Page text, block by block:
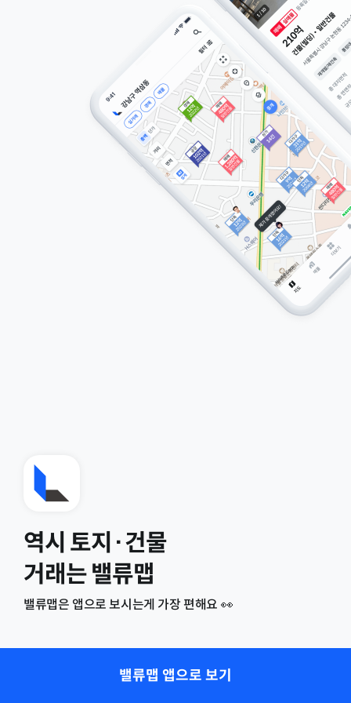
역시 토지·건물
거래는 밸류맵
밸류맵은 앱으로 보시는게 가장 편해요 👀
밸류맵 앱으로 보기